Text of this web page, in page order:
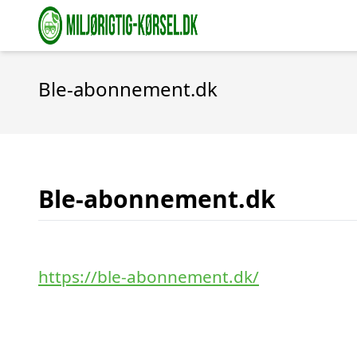
Ble-abonnement.dk
Ble-abonnement.dk
https://ble-abonnement.dk/